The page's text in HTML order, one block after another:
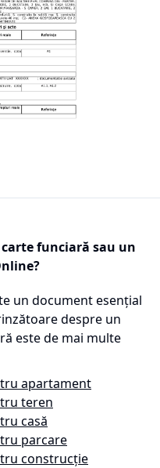
funciară sau un
un document esențial
despre un
este de mai multe
apartament
teren
casă
parcare
construcție